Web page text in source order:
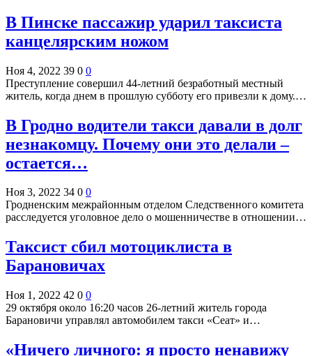
В Пинске пассажир ударил таксиста
канцелярским ножом
Ноя 4, 2022 39 0 0
Преступление совершил 44-летний безработный местный
житель, когда днем в прошлую субботу его привезли к дому.…
В Гродно водители такси давали в долг
незнакомцу. Почему они это делали –
остается…
Ноя 3, 2022 34 0 0
Гродненским межрайонным отделом Следственного комитета
расследуется уголовное дело о мошенничестве в отношении…
Таксист сбил мотоциклиста в
Барановичах
Ноя 1, 2022 42 0 0
29 октября около 16:20 часов 26-летний житель города
Барановичи управлял автомобилем такси «Сеат» и…
«Ничего личного: я просто ненавижу